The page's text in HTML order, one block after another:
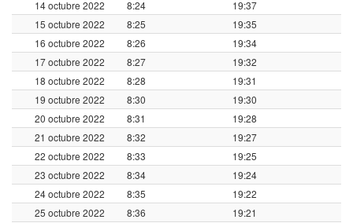
14 octubre 2022
8:24
19:37
15 octubre 2022
8:25
19:35
16 octubre 2022
8:26
19:34
17 octubre 2022
8:27
19:32
18 octubre 2022
8:28
19:31
19 octubre 2022
8:30
19:30
20 octubre 2022
8:31
19:28
21 octubre 2022
8:32
19:27
22 octubre 2022
8:33
19:25
23 octubre 2022
8:34
19:24
24 octubre 2022
8:35
19:22
25 octubre 2022
8:36
19:21